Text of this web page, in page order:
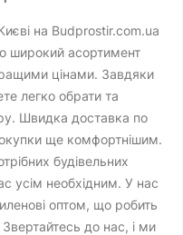
на Budprostir.com.ua
широкий асортимент
цінами. Завдяки
легко обрати та
Швидка доставка по
ще комфортнішим.
будівельних
усім необхідним. У нас
оптом, що робить
до нас, і ми